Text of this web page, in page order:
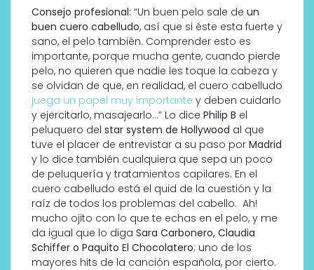
Consejo profesional: “Un buen pelo sale de un
buen cuero cabelludo, así que si éste esta fuerte y
sano, el pelo también. Comprender esto es
importante, porque mucha gente, cuando pierde
pelo, no quieren que nadie les toque la cabeza y
se olvidan de que, en realidad, el cuero cabelludo
juega un papel muy importante y deben cuidarlo
y ejercitarlo, masajearlo…” Lo dice Philip B el
peluquero del star system de Hollywood al que
tuve el placer de entrevistar a su paso por Madrid
y lo dice también cualquiera que sepa un poco
de peluquería y tratamientos capilares. En el
cuero cabelludo está el quid de la cuestión y la
raíz de todos los problemas del cabello. Ah!
mucho ojito con lo que te echas en el pelo, y me
da igual que lo diga Sara Carbonero, Claudia
Schiffer o Paquito El Chocolatero; uno de los
mayores hits de la canción española, por cierto.